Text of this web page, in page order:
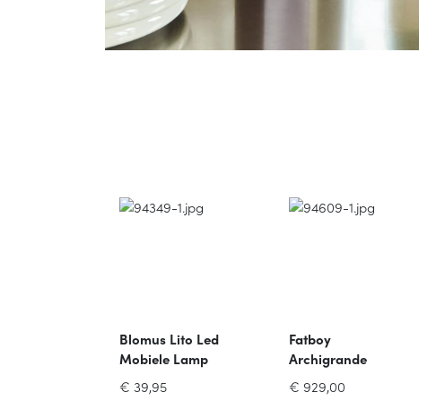
Blomus Lito Led
Mobiele Lamp
H12cm D13.5cm
€39,95
Fatboy
Archigrande
Vloerlamp
€ 929,00